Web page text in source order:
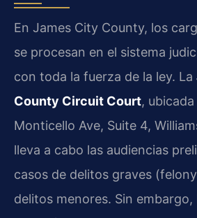
En James City County, los
se procesan en el sistema
con toda la fuerza de la ley. La
County Circuit Court,
Monticello Ave, Suite 4,
lleva a cabo las audiencias
casos de delitos graves
delitos menores. Sin